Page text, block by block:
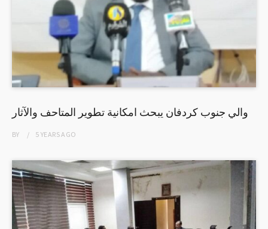
والي جنوب كردفان يبحث امكانية تطوير المتاحف والآثار
BY 5 YEARSAGO